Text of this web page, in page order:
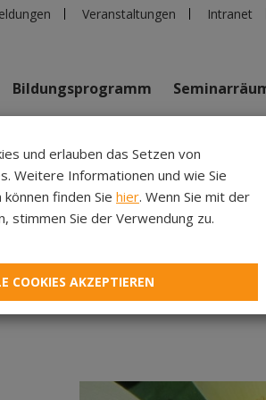
Veranstaltungen Intranet
Bildungsprogramm
erfrischende
und erlauben das Setzen von
Weitere Informationen und wie Sie
finden Sie hier. Wenn Sie mit der
stimmen Sie der Verwendung zu.
COOKIES AKZEPTIEREN